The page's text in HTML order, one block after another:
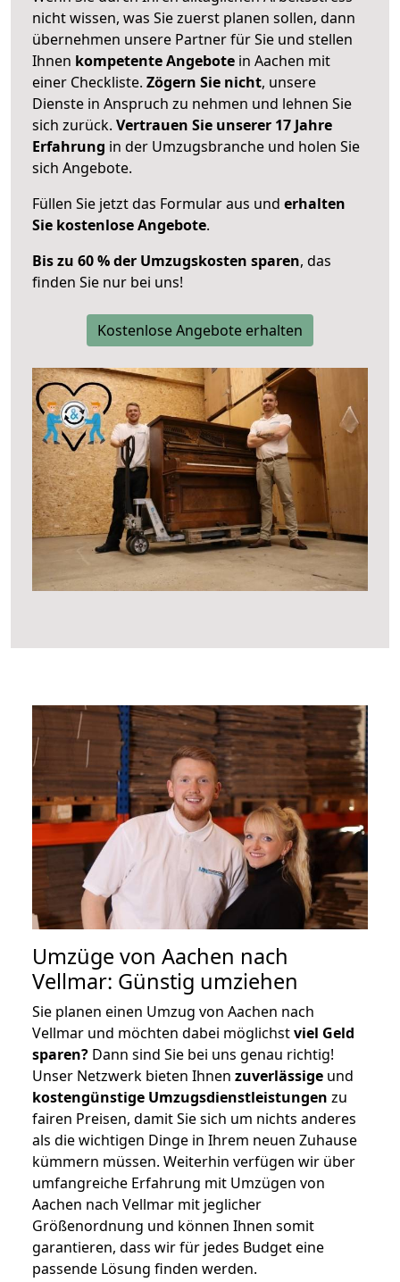
nicht wissen, was Sie zuerst planen sollen, dann
übernehmen unsere Partner für Sie und stellen
Ihnen kompetente Angebote in Aachen mit
einer Checkliste. Zögern Sie nicht, unsere
Dienste in Anspruch zu nehmen und lehnen Sie
sich zurück. Vertrauen Sie unserer 17 Jahre
Erfahrung in der Umzugsbranche und holen Sie
sich Angebote.
Füllen Sie jetzt das Formular aus und erhalten
Sie kostenlose Angebote.
Bis zu 60 % der Umzugskosten sparen, das
finden Sie nur bei uns!
Kostenlose Angebote erhalten
Umzüge von Aachen nach
Vellmar: Günstig umziehen
Sie planen einen Umzug von Aachen nach
Vellmar und möchten dabei möglichstviel Geld
sparen? Dann sind Sie bei uns genau richtig!
Unser Netzwerk bieten Ihnen zuverlässige und
kostengünstige Umzugsdienstleistungen zu
fairen Preisen, damit Sie sich um nichts anderes
als die wichtigen Dinge in Ihrem neuen Zuhause
kümmern müssen. Weiterhin verfügen wir über
umfangreiche Erfahrung mit Umzügen von
Aachen nach Vellmar mit jeglicher
Größenordnung und können Ihnen somit
garantieren, dass wir für jedes Budget eine
passende Lösung finden werden.